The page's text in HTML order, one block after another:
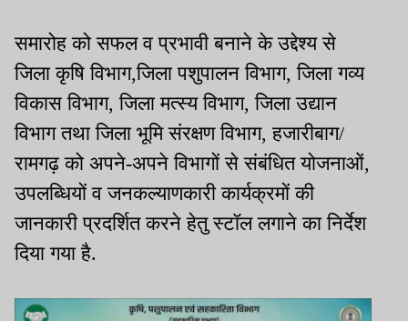
समारोह को सफल व प्रभावी बनाने के उद्देश्य से
जिला कृषि विभाग,जिला पशुपालन विभाग, जिला गव्य
विकास विभाग, जिला मत्स्य विभाग, जिला उद्यान
विभाग तथा जिला भूमि संरक्षण विभाग, हजारीबाग/
रामगढ़ को अपने-अपने विभागों से संबंधित योजनाओं,
उपलब्धियों व जनकल्याणकारी कार्यक्रमों की
जानकारी प्रदर्शित करने हेतु स्टॉल लगाने का निर्देश
दिया गया है.